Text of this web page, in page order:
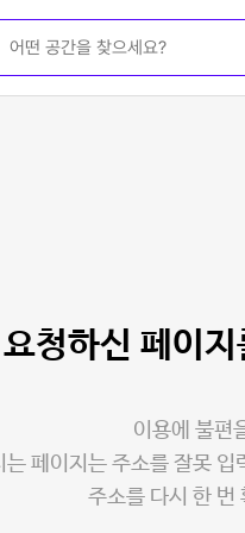
요청하신 페이지
이용에 불편
는 페이지는 주소를 잘못 입
주소를 다시 한 번